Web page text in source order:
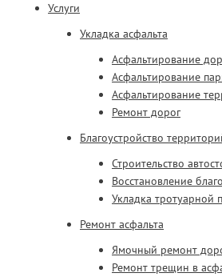
Карта сайта
Телефон: +7 (812) 578-77-06
E-mail: 5787706@mail.ru
Услуги
Укладка асфальта
Асфальтирование
Асфальтирование
Асфальтирование
Ремонт дорог
Благоустройство
Строительство
Восстановление
Укладка тротуарной
Ремонт асфальта
Ямочный ремонт
Ремонт трещин в